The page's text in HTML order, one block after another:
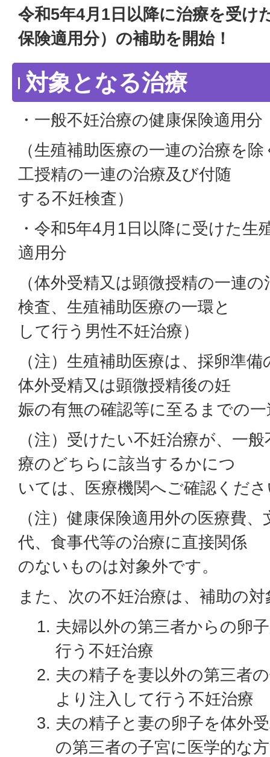
令和5年4月1日以降に治療を受け
保険適用分）の補助を開始！
対象となる治療
・一般不妊治療の健康保険適用分
（生殖補助医療の一連の治療を
工授精の一連の治療及び付随
する不妊検査）
・令和5年4月1日以降に受けた生
適用分
（体外受精又は顕微授精の一連
検査、生殖補助医療の一環と
して行う男性不妊治療）
（注）生殖補助医療は、採卵準
体外受精又は顕微授精後の妊
娠の有無の確認等に至るまでの
（注）受けたい不妊治療が、一
療のどちらに該当するかにつ
いては、医療機関へご確認くだ
（注）健康保険適用外の医療費
代、食事代等の治療に直接関係
のないものは対象外です。
また、次の不妊治療は、補助の
夫婦以外の第三者からの卵
行う不妊治療
夫の精子を妻以外の第三者
より注入して行う不妊治療
夫の精子と妻の卵子を体外
の第三者の子宮に医学的な